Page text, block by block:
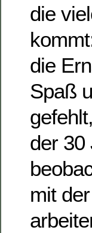
die
die
Spaß
der 30
mit